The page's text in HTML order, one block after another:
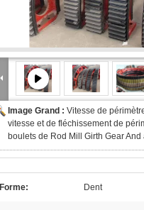
Image Grand : Vitesse de
vitesse et de fléchissement de
boulets de Rod Mill Girth Gear And
Forme: Dent